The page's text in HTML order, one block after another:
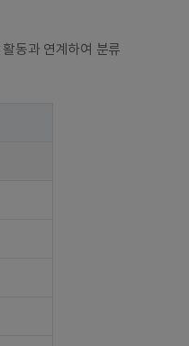
동과 연계하여 분류